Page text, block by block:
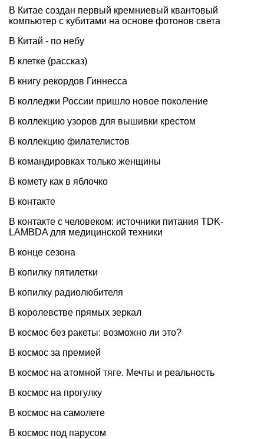
В Китае создан первый кремниевый квантовый
компьютер с кубитами на основе фотонов света
В Китай - по небу
В клетке (рассказ)
В книгу рекордов Гиннесса
В колледжи России пришло новое поколение
В коллекцию узоров для вышивки крестом
В коллекцию филателистов
В командировках только женщины
В комету как в яблочко
В контакте
В контакте с человеком: источники питания TDK-
LAMBDA для медицинской техники
В конце сезона
В копилку пятилетки
В копилку радиолюбителя
В королевстве прямых зеркал
В космос без ракеты: возможно ли это?
В космос за премией
В космос на атомной тяге. Мечты и реальность
В космос на прогулку
В космос на самолете
В космос под парусом